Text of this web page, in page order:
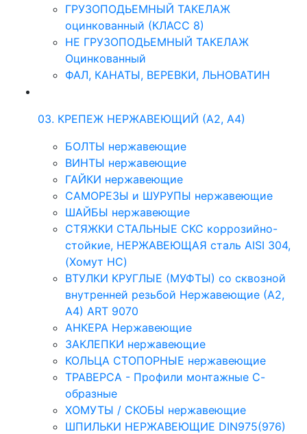
ГРУЗОПОДЬЕМНЫЙ ТАКЕЛАЖ
оцинкованный (КЛАСС 8)
НЕ ГРУЗОПОДЬЕМНЫЙ ТАКЕЛАЖ
Оцинкованный
ФАЛ, КАНАТЫ, ВЕРЕВКИ, ЛЬНОВАТИН
03. КРЕПЕЖ НЕРЖАВЕЮЩИЙ (А2, А4)
БОЛТЫ нержавеющие
ВИНТЫ нержавеющие
ГАЙКИ нержавеющие
САМОРЕЗЫ и ШУРУПЫ нержавеющие
ШАЙБЫ нержавеющие
СТЯЖКИ СТАЛЬНЫЕ СКС коррозийно-
стойкие, НЕРЖАВЕЮЩАЯ сталь AISI 304,
(Хомут НС)
ВТУЛКИ КРУГЛЫЕ (МУФТЫ) со сквозной
внутренней резьбой Нержавеющие (А2,
А4) ART 9070
АНКЕРА Нержавеющие
ЗАКЛЕПКИ нержавеющие
КОЛЬЦА СТОПОРНЫЕ нержавеющие
ТРАВЕРСА - Профили монтажные С-
образные
ХОМУТЫ / СКОБЫ нержавеющие
ШПИЛЬКИ НЕРЖАВЕЮЩИЕ DIN975(976)